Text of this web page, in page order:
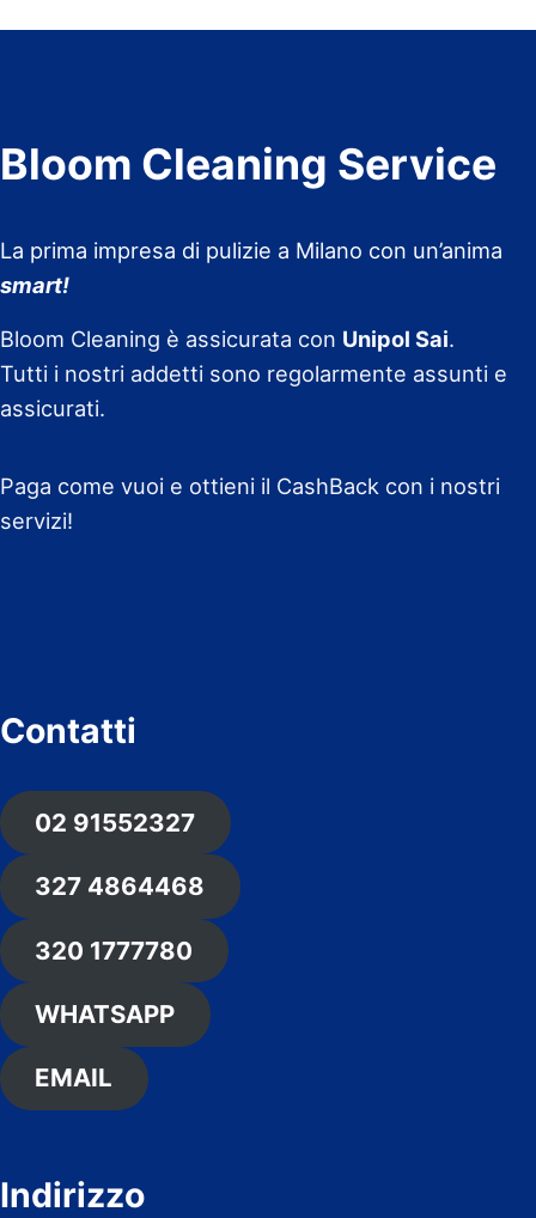
Bloom Cleaning Service
La prima impresa di pulizie a Milano con un’anima
smart!
Bloom Cleaning è assicurata con Unipol Sai.
Tutti i nostri addetti sono regolarmente assunti e
assicurati.
Paga come vuoi e ottieni il CashBack con i nostri
servizi!
Contatti
02 91552327
327 4864468
320 1777780
WHATSAPP
EMAIL
Indirizzo